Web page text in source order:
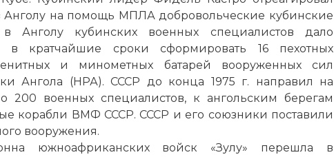
Анголу на помощь МПЛА добровольческие кубинские
Анголу кубинских военных специалистов дало
в кратчайшие сроки сформировать 16 пехотных
и минометных батарей вооруженных сил
Ангола (НРА). СССР до конца 1975 г. направил на
военных специалистов, к ангольским берегам
корабли ВМФ СССР. СССР и его союзники поставили
вооружения.
южноафриканских войск «Зулу» перешла в